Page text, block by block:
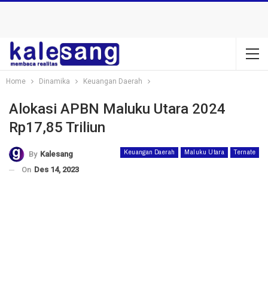
Home Dinamika Keuangan Daerah
Alokasi APBN Maluku Utara 2024
Rp17,85 Triliun
Keuangan Daerah Maluku Utara Ternate
By Kalesang
On Des 14, 2023